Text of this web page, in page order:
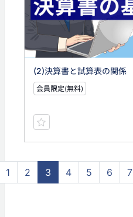
(2)決算書と試算表の関係
会員限定(無料)
1 2 3 4 5 6 7